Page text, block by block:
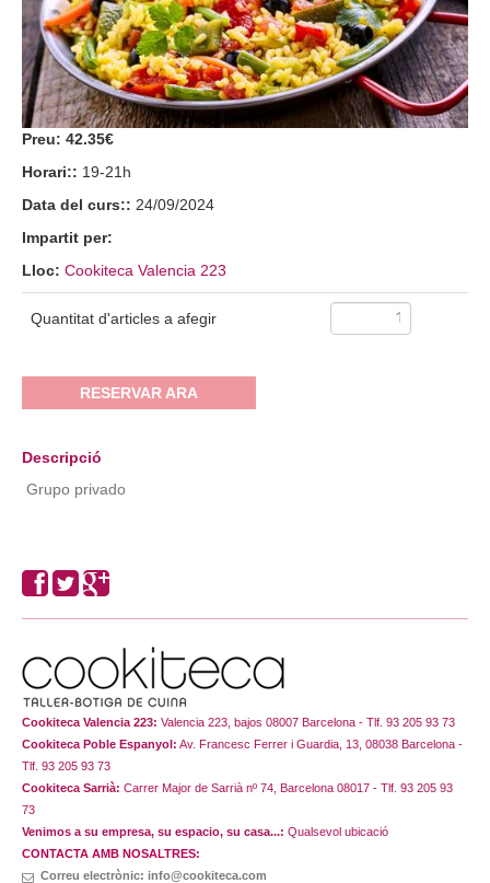
Preu: 42.35€
Horari:: 19-21h
Data del curs:: 24/09/2024
Impartit per:
Lloc: Cookiteca Valencia 223
Quantitat d'articles a afegir
RESERVAR ARA
Descripció
Grupo privado
Cookiteca Valencia 223: Valencia 223, bajos 08007 Barcelona - Tlf. 93 205 93 73
Cookiteca Poble Espanyol: Av. Francesc Ferrer i Guardia, 13, 08038 Barcelona -
Tlf. 93 205 93 73
Cookiteca Sarrià: Carrer Major de Sarrià nº 74, Barcelona 08017 - Tlf. 93 205 93
73
Venimos a su empresa, su espacio, su casa...: Qualsevol ubicació
CONTACTA AMB NOSALTRES:
Correu electrònic: info@cookiteca.com